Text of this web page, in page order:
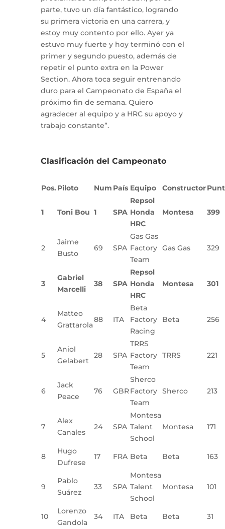
parte, tuvo un día fantástico, logrando
su primera victoria en una carrera, y
estoy muy contento por ello. Ayer ya
estuvo muy fuerte y hoy terminó con el
primer y segundo puesto, además de
repetir el punto extra en la Power
Section. Ahora toca seguir entrenando
duro para el Campeonato de España el
próximo fin de semana. Quiero
agradecer al equipo y a HRC su apoyo y
trabajo constante”.
Clasificación del Campeonato
Pos. Piloto Num País Equipo Constructor
1 Toni Bou 1 SPA
Repsol
Honda
HRC
Montesa 399
2
Jaime
Busto
69 SPA
Gas Gas
Factory
Team
Gas Gas 329
3
Gabriel
Marcelli
38 SPA
Repsol
Honda
HRC
Montesa 301
4
Matteo
Grattarola
88 ITA
Beta
Factory
Racing
Beta 256
5
Aniol
Gelabert
28 SPA
TRRS
Factory
Team
TRRS 221
6
Jack
Peace
76 GBR
Sherco
Factory
Team
Sherco 213
7
Alex
Canales
24 SPA
Montesa
Talent
School
Montesa 171
8
Hugo
Dufrese
17 FRA Beta Beta 163
9
Pablo
Suárez
33 SPA
Montesa
Talent
School
Montesa 101
10
Lorenzo
Gandola
34 ITA Beta Beta 31